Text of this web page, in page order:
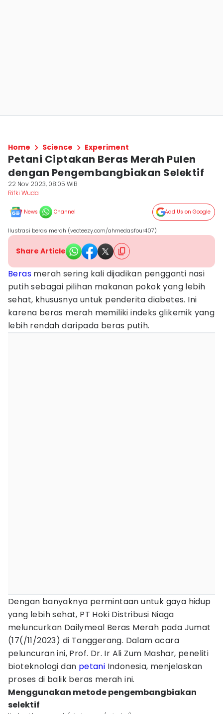
Home Science Experiment
Petani Ciptakan Beras Merah Pulen
dengan Pengembangbiakan Selektif
22 Nov 2023, 08:05 WIB
Rifki Wuda
News Channel Add Us on Google
Ilustrasi beras merah (vecteezy.com/ahmedasfour407)
Share Article
Beras merah sering kali dijadikan pengganti nasi
putih sebagai pilihan makanan pokok yang lebih
sehat, khususnya untuk penderita diabetes. Ini
karena beras merah memiliki indeks glikemik yang
lebih rendah daripada beras putih.
Dengan banyaknya permintaan untuk gaya hidup
yang lebih sehat, PT Hoki Distribusi Niaga
meluncurkan Dailymeal Beras Merah pada Jumat
(17(/11/2023) di Tanggerang. Dalam acara
peluncuran ini, Prof. Dr. Ir Ali Zum Mashar, peneliti
bioteknologi dan petani Indonesia, menjelaskan
proses di balik beras merah ini.
Menggunakan metode pengembangbiakan
selektif